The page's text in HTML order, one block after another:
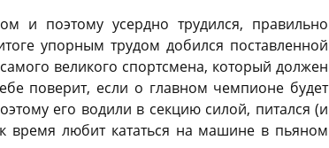
и поэтому усердно трудился, правильно
упорным трудом добился поставленной
великого спортсмена, который должен
поверит, если о главном чемпионе будет
его водили в секцию силой, питался (и
время любит кататься на машине в пьяном